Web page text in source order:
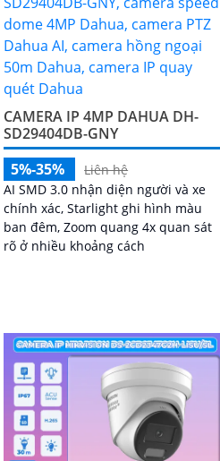
CAMERA IP 4MP DAHUA DH-
SD29404DB-GNY
5%-35%
Liên hệ
AI SMD 3.0 nhận diện người và xe
chính xác, Starlight ghi hình màu
ban đêm, Zoom quang 4x quan sát
rõ ở nhiều khoảng cách